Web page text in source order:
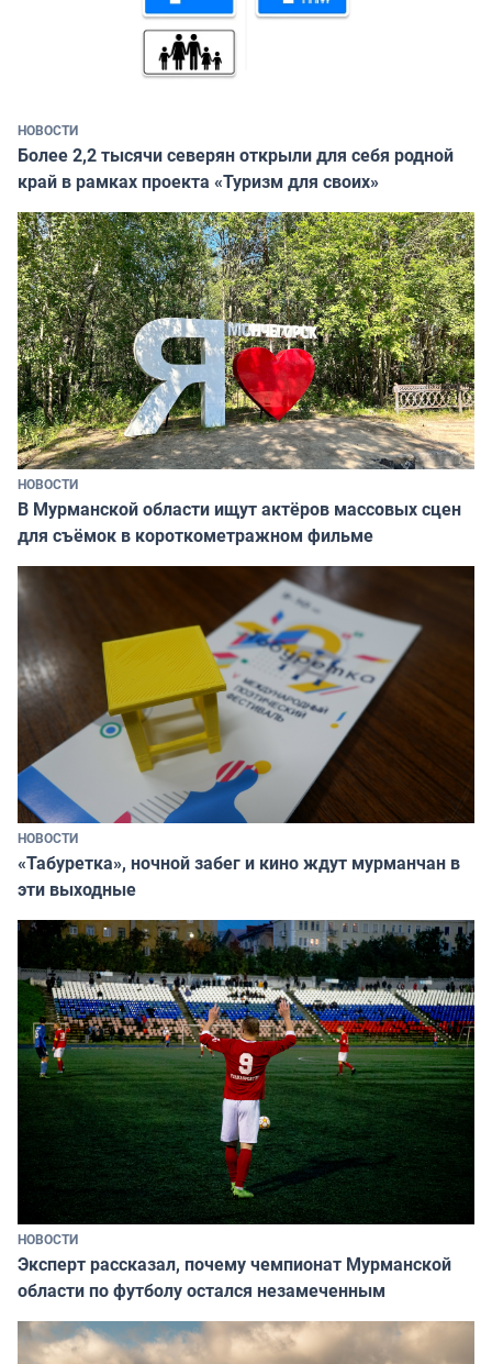
НОВОСТИ
Более 2,2 тысячи северян открыли для себя родной
край в рамках проекта «Туризм для своих»
НОВОСТИ
В Мурманской области ищут актёров массовых сцен
для съёмок в короткометражном фильме
НОВОСТИ
«Табуретка», ночной забег и кино ждут мурманчан в
эти выходные
НОВОСТИ
Эксперт рассказал, почему чемпионат Мурманской
области по футболу остался незамеченным